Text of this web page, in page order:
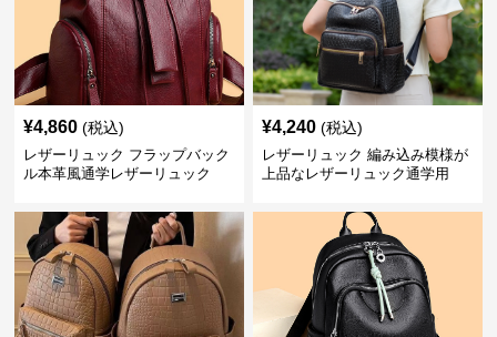
¥4,860 (税込)
レザーリュック フラップバック
ル本革風通学レザーリュック
¥4,240 (税込)
レザーリュック 編み込み模様が
上品なレザーリュック通学用